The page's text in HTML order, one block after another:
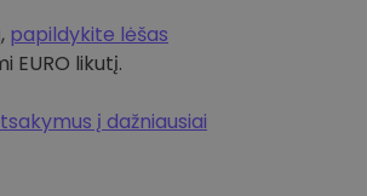
papildykite lėšas
EURO likutį.
į dažniausiai